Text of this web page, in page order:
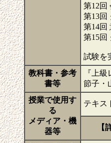
第12
第13回
第14回
第15
試験を
教科書・参考
書等
『上
節子・
授業で使用す
る
メディア・機
器等
テキス
【